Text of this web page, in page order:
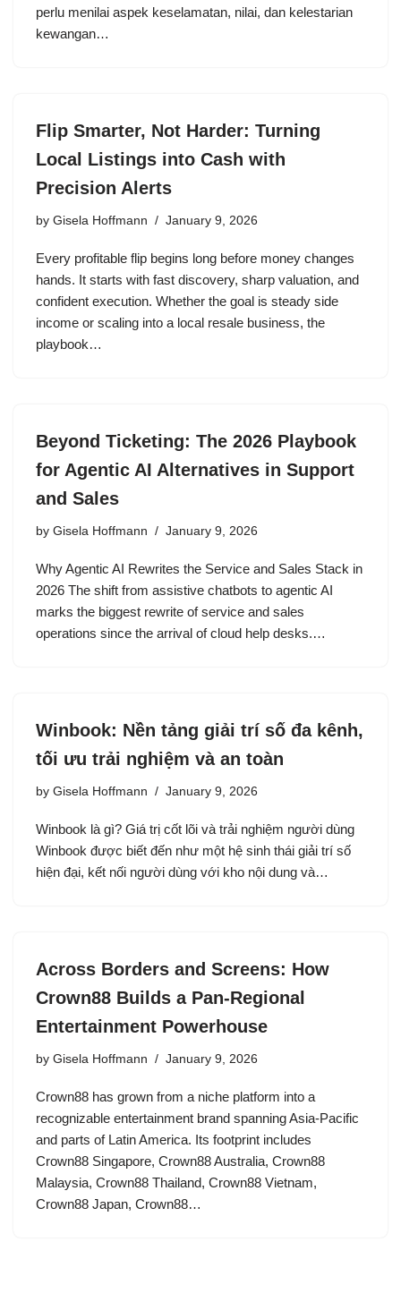
perlu menilai aspek keselamatan, nilai, dan kelestarian
kewangan…
Flip Smarter, Not Harder: Turning
Local Listings into Cash with
Precision Alerts
by Gisela Hoffmann January 9, 2026
Every profitable flip begins long before money changes
hands. It starts with fast discovery, sharp valuation, and
confident execution. Whether the goal is steady side
income or scaling into a local resale business, the
playbook…
Beyond Ticketing: The 2026 Playbook
for Agentic AI Alternatives in Support
and Sales
by Gisela Hoffmann January 9, 2026
Why Agentic AI Rewrites the Service and Sales Stack in
2026 The shift from assistive chatbots to agentic AI
marks the biggest rewrite of service and sales
operations since the arrival of cloud help desks.…
Winbook: Nền tảng giải trí số đa kênh,
tối ưu trải nghiệm và an toàn
by Gisela Hoffmann January 9, 2026
Winbook là gì? Giá trị cốt lõi và trải nghiệm người dùng
Winbook được biết đến như một hệ sinh thái giải trí số
hiện đại, kết nối người dùng với kho nội dung và…
Across Borders and Screens: How
Crown88 Builds a Pan-Regional
Entertainment Powerhouse
by Gisela Hoffmann January 9, 2026
Crown88 has grown from a niche platform into a
recognizable entertainment brand spanning Asia-Pacific
and parts of Latin America. Its footprint includes
Crown88 Singapore, Crown88 Australia, Crown88
Malaysia, Crown88 Thailand, Crown88 Vietnam,
Crown88 Japan, Crown88…